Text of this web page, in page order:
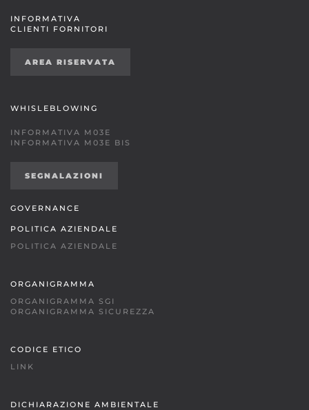
INFORMATIVA
CLIENTI FORNITORI
AREA RISERVATA
WHISLEBLOWING
INFORMATIVA M03E
INFORMATIVA M03E BIS
SEGNALAZIONI
GOVERNANCE
POLITICA AZIENDALE
POLITICA AZIENDALE
ORGANIGRAMMA
ORGANIGRAMMA SGI
ORGANIGRAMMA SICUREZZA
CODICE ETICO
LINK
DICHIARAZIONE AMBIENTALE